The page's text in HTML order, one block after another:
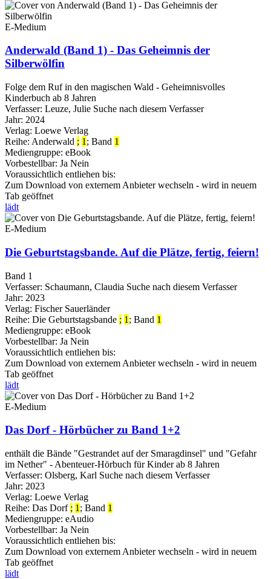
E-Medium
Anderwald (Band 1) - Das Geheimnis der
Silberwölfin
Folge dem Ruf in den magischen Wald - Geheimnisvolles
Kinderbuch ab 8 Jahren
Verfasser: Leuze, Julie Suche nach diesem Verfasser
Jahr: 2024
Verlag: Loewe Verlag
Reihe: Anderwald ; 1 ; Band 1
Mediengruppe: eBook
Vorbestellbar: Ja Nein
Voraussichtlich entliehen bis:
Zum Download von externem Anbieter wechseln - wird in neuem
Tab geöffnet
lädt
E-Medium
Die Geburtstagsbande. Auf die Plätze, fertig, feiern!
Band 1
Verfasser: Schaumann, Claudia Suche nach diesem Verfasser
Jahr: 2023
Verlag: Fischer Sauerländer
Reihe: Die Geburtstagsbande ; 1 ; Band 1
Mediengruppe: eBook
Vorbestellbar: Ja Nein
Voraussichtlich entliehen bis:
Zum Download von externem Anbieter wechseln - wird in neuem
Tab geöffnet
lädt
E-Medium
Das Dorf - Hörbücher zu Band 1+2
enthält die Bände "Gestrandet auf der Smaragdinsel" und "Gefahr
im Nether" - Abenteuer-Hörbuch für Kinder ab 8 Jahren
Verfasser: Olsberg, Karl Suche nach diesem Verfasser
Jahr: 2023
Verlag: Loewe Verlag
Reihe: Das Dorf ; 1 ; Band 1
Mediengruppe: eAudio
Vorbestellbar: Ja Nein
Voraussichtlich entliehen bis:
Zum Download von externem Anbieter wechseln - wird in neuem
Tab geöffnet
lädt